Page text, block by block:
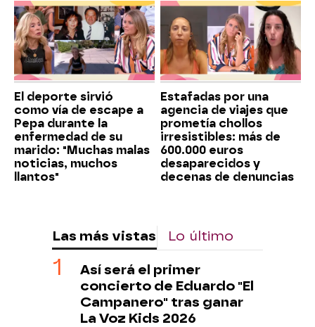
El deporte sirvió
como vía de escape a
Pepa durante la
enfermedad de su
marido: "Muchas malas
noticias, muchos
llantos"
Estafadas por una
agencia de viajes que
prometía chollos
irresistibles: más de
600.000 euros
desaparecidos y
decenas de denuncias
Las más vistas Lo último
Así será el primer
concierto de Eduardo "El
Campanero" tras ganar
La Voz Kids 2026